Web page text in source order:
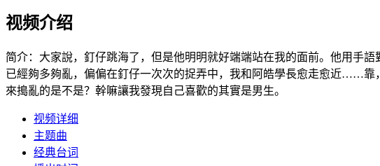
视频介绍
简介： 大家說，釘仔跳海了，但是他明明就好端端站在我的面前。他用手
已經夠多夠亂，偏偏在釘仔一次次的捉弄中，我和阿皓學長愈走愈近……
來搗亂的是不是？幹嘛讓我發現自己喜歡的其實是男生。
视频详细
主题曲
经典台词